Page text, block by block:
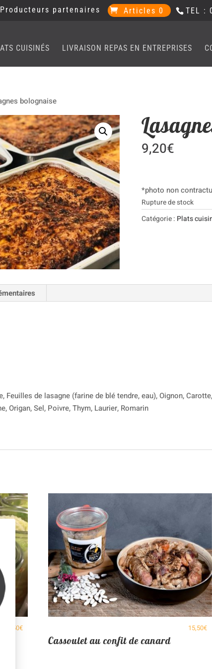
TEL :
Producteurs partenaires Articles 0
CUISINÉS LIVRAISON REPAS EN ENTREPRISES
bolognaise
9,20€
*photo non
Rupture de stock
Catégorie : Plats
Feuilles de lasagne (farine de blé tendre, eau), Oignon,
Origan, Sel, Poivre, Thym, Laurier, Romarin
14,50€
Cassoulet au confit de canard
15,50€